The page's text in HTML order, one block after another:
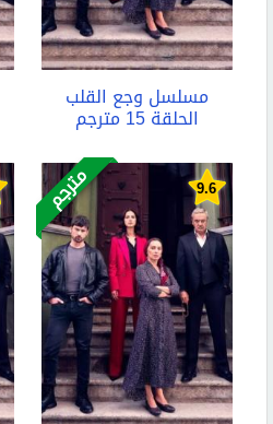
مسلسل وجع القلب
الحلقة 15 مترجم
9.6 مترجم